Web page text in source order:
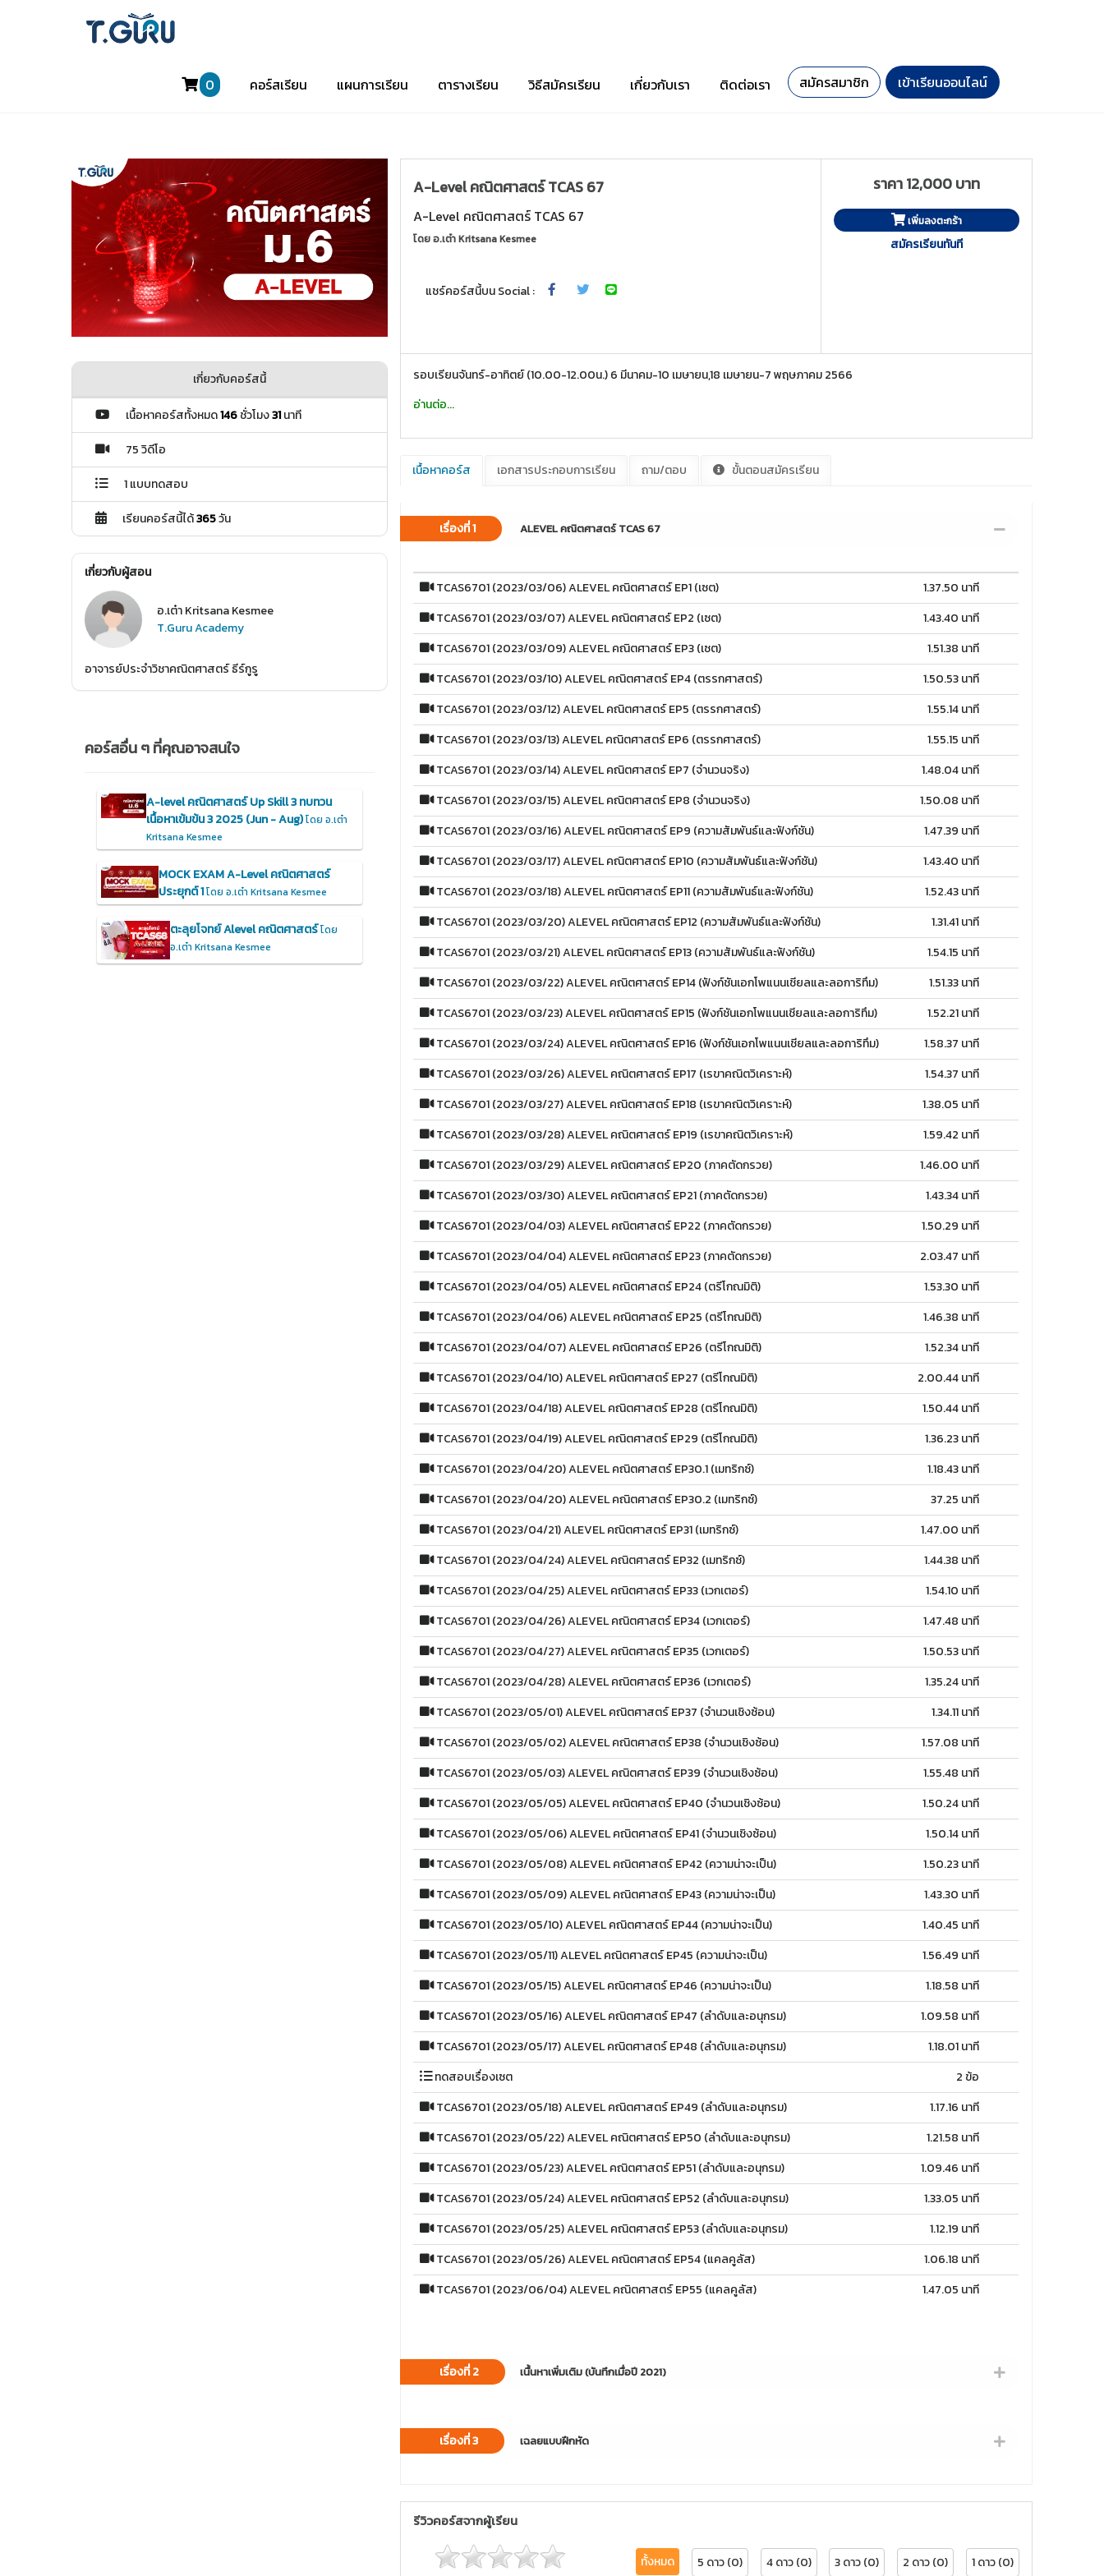
0 คอร์สเรียน แผนการเรียน ตารางเรียน วิธีสมัครเรียน เกี่ยวกับเรา ติดต่อเรา สมัครสมาชิก เข้าเรียนออนไลน์
A-Level คณิตศาสตร์ TCAS 67
A-Level คณิตศาสตร์ TCAS 67
โดยอ.เต๋า Kritsana Kesmee
แชร์คอร์สนี้บน Social :
ราคา 12,000 บาท
เพิ่มลงตะกร้า
สมัครเรียนทันที
รอบเรียนจันทร์-อาทิตย์ (10.00-12.00น.) 6 มีนาคม-10 เมษายน,18 เมษายน-7 พฤษภาคม 2566
อ่านต่อ...
เนื้อหาคอร์ส เอกสารประกอบการเรียน ถาม/ตอบ ขั้นตอนสมัครเรียน
เรื่องที่ 1 ALEVEL คณิตศาสตร์ TCAS 67
TCAS6701 (2023/03/06) ALEVEL คณิตศาสตร์ EP1 (เซต)
1.37.50 นาที
TCAS6701 (2023/03/07) ALEVEL คณิตศาสตร์ EP2 (เซต)
1.43.40 นาที
TCAS6701 (2023/03/09) ALEVEL คณิตศาสตร์ EP3 (เซต)
1.51.38 นาที
TCAS6701 (2023/03/10) ALEVEL คณิตศาสตร์ EP4 (ตรรกศาสตร์)
1.50.53 นาที
TCAS6701 (2023/03/12) ALEVEL คณิตศาสตร์ EP5 (ตรรกศาสตร์)
1.55.14 นาที
TCAS6701 (2023/03/13) ALEVEL คณิตศาสตร์ EP6 (ตรรกศาสตร์)
1.55.15 นาที
TCAS6701 (2023/03/14) ALEVEL คณิตศาสตร์ EP7 (จำนวนจริง)
1.48.04 นาที
TCAS6701 (2023/03/15) ALEVEL คณิตศาสตร์ EP8 (จำนวนจริง)
1.50.08 นาที
TCAS6701 (2023/03/16) ALEVEL คณิตศาสตร์ EP9 (ความสัมพันธ์และฟังก์ชัน)
1.47.39 นาที
TCAS6701 (2023/03/17) ALEVEL คณิตศาสตร์ EP10 (ความสัมพันธ์และฟังก์ชัน)
1.43.40 นาที
TCAS6701 (2023/03/18) ALEVEL คณิตศาสตร์ EP11 (ความสัมพันธ์และฟังก์ชัน)
1.52.43 นาที
TCAS6701 (2023/03/20) ALEVEL คณิตศาสตร์ EP12 (ความสัมพันธ์และฟังก์ชัน)
1.31.41 นาที
TCAS6701 (2023/03/21) ALEVEL คณิตศาสตร์ EP13 (ความสัมพันธ์และฟังก์ชัน)
1.54.15 นาที
TCAS6701 (2023/03/22) ALEVEL คณิตศาสตร์ EP14 (ฟังก์ชันเอกโพแนนเชียลและลอการิทึม)
1.51.33 นาที
TCAS6701 (2023/03/23) ALEVEL คณิตศาสตร์ EP15 (ฟังก์ชันเอกโพแนนเชียลและลอการิทึม)
1.52.21 นาที
TCAS6701 (2023/03/24) ALEVEL คณิตศาสตร์ EP16 (ฟังก์ชันเอกโพแนนเชียลและลอการิทึม)
1.58.37 นาที
TCAS6701 (2023/03/26) ALEVEL คณิตศาสตร์ EP17 (เรขาคณิตวิเคราะห์)
1.54.37 นาที
TCAS6701 (2023/03/27) ALEVEL คณิตศาสตร์ EP18 (เรขาคณิตวิเคราะห์)
1.38.05 นาที
TCAS6701 (2023/03/28) ALEVEL คณิตศาสตร์ EP19 (เรขาคณิตวิเคราะห์)
1.59.42 นาที
TCAS6701 (2023/03/29) ALEVEL คณิตศาสตร์ EP20 (ภาคตัดกรวย)
1.46.00 นาที
TCAS6701 (2023/03/30) ALEVEL คณิตศาสตร์ EP21 (ภาคตัดกรวย)
1.43.34 นาที
TCAS6701 (2023/04/03) ALEVEL คณิตศาสตร์ EP22 (ภาคตัดกรวย)
1.50.29 นาที
TCAS6701 (2023/04/04) ALEVEL คณิตศาสตร์ EP23 (ภาคตัดกรวย)
2.03.47 นาที
TCAS6701 (2023/04/05) ALEVEL คณิตศาสตร์ EP24 (ตรีโกณมิติ)
1.53.30 นาที
TCAS6701 (2023/04/06) ALEVEL คณิตศาสตร์ EP25 (ตรีโกณมิติ)
1.46.38 นาที
TCAS6701 (2023/04/07) ALEVEL คณิตศาสตร์ EP26 (ตรีโกณมิติ)
1.52.34 นาที
TCAS6701 (2023/04/10) ALEVEL คณิตศาสตร์ EP27 (ตรีโกณมิติ)
2.00.44 นาที
TCAS6701 (2023/04/18) ALEVEL คณิตศาสตร์ EP28 (ตรีโกณมิติ)
1.50.44 นาที
TCAS6701 (2023/04/19) ALEVEL คณิตศาสตร์ EP29 (ตรีโกณมิติ)
1.36.23 นาที
TCAS6701 (2023/04/20) ALEVEL คณิตศาสตร์ EP30.1 (เมทริกซ์)
1.18.43 นาที
TCAS6701 (2023/04/20) ALEVEL คณิตศาสตร์ EP30.2 (เมทริกซ์)
37.25 นาที
TCAS6701 (2023/04/21) ALEVEL คณิตศาสตร์ EP31 (เมทริกซ์)
1.47.00 นาที
TCAS6701 (2023/04/24) ALEVEL คณิตศาสตร์ EP32 (เมทริกซ์)
1.44.38 นาที
TCAS6701 (2023/04/25) ALEVEL คณิตศาสตร์ EP33 (เวกเตอร์)
1.54.10 นาที
TCAS6701 (2023/04/26) ALEVEL คณิตศาสตร์ EP34 (เวกเตอร์)
1.47.48 นาที
TCAS6701 (2023/04/27) ALEVEL คณิตศาสตร์ EP35 (เวกเตอร์)
1.50.53 นาที
TCAS6701 (2023/04/28) ALEVEL คณิตศาสตร์ EP36 (เวกเตอร์)
1.35.24 นาที
TCAS6701 (2023/05/01) ALEVEL คณิตศาสตร์ EP37 (จำนวนเชิงซ้อน)
1.34.11 นาที
TCAS6701 (2023/05/02) ALEVEL คณิตศาสตร์ EP38 (จำนวนเชิงซ้อน)
1.57.08 นาที
TCAS6701 (2023/05/03) ALEVEL คณิตศาสตร์ EP39 (จำนวนเชิงซ้อน)
1.55.48 นาที
TCAS6701 (2023/05/05) ALEVEL คณิตศาสตร์ EP40 (จำนวนเชิงซ้อน)
1.50.24 นาที
TCAS6701 (2023/05/06) ALEVEL คณิตศาสตร์ EP41 (จำนวนเชิงซ้อน)
1.50.14 นาที
TCAS6701 (2023/05/08) ALEVEL คณิตศาสตร์ EP42 (ความน่าจะเป็น)
1.50.23 นาที
TCAS6701 (2023/05/09) ALEVEL คณิตศาสตร์ EP43 (ความน่าจะเป็น)
1.43.30 นาที
TCAS6701 (2023/05/10) ALEVEL คณิตศาสตร์ EP44 (ความน่าจะเป็น)
1.40.45 นาที
TCAS6701 (2023/05/11) ALEVEL คณิตศาสตร์ EP45 (ความน่าจะเป็น)
1.56.49 นาที
TCAS6701 (2023/05/15) ALEVEL คณิตศาสตร์ EP46 (ความน่าจะเป็น)
1.18.58 นาที
TCAS6701 (2023/05/16) ALEVEL คณิตศาสตร์ EP47 (ลำดับและอนุกรม)
1.09.58 นาที
TCAS6701 (2023/05/17) ALEVEL คณิตศาสตร์ EP48 (ลำดับและอนุกรม)
1.18.01 นาที
ทดสอบเรื่องเซต
2 ข้อ
TCAS6701 (2023/05/18) ALEVEL คณิตศาสตร์ EP49 (ลำดับและอนุกรม)
1.17.16 นาที
TCAS6701 (2023/05/22) ALEVEL คณิตศาสตร์ EP50 (ลำดับและอนุกรม)
1.21.58 นาที
TCAS6701 (2023/05/23) ALEVEL คณิตศาสตร์ EP51 (ลำดับและอนุกรม)
1.09.46 นาที
TCAS6701 (2023/05/24) ALEVEL คณิตศาสตร์ EP52 (ลำดับและอนุกรม)
1.33.05 นาที
TCAS6701 (2023/05/25) ALEVEL คณิตศาสตร์ EP53 (ลำดับและอนุกรม)
1.12.19 นาที
TCAS6701 (2023/05/26) ALEVEL คณิตศาสตร์ EP54 (แคลคูลัส)
1.06.18 นาที
TCAS6701 (2023/06/04) ALEVEL คณิตศาสตร์ EP55 (แคลคูลัส)
1.47.05 นาที
เรื่องที่ 2 เนื้นหาเพิ่มเติม (บันทึกเมื่อปี 2021)
เรื่องที่ 3 เฉลยแบบฝึกหัด
รีวิวคอร์สจากผู้เรียน
ทั้งหมด 5 ดาว (0) 4 ดาว (0) 3 ดาว (0) 2 ดาว (0) 1 ดาว (0)
เกี่ยวกับคอร์สนี้
เนื้อหาคอร์สทั้งหมด146ชั่วโมง31นาที
75 วิดีโอ
1 แบบทดสอบ
เรียนคอร์สนี้ได้365วัน
เกี่ยวกับผู้สอน
อ.เต๋า Kritsana Kesmee
T.Guru Academy
อาจารย์ประจำวิชาคณิตศาสตร์ ธีร์กูรู
คอร์สอื่น ๆ ที่คุณอาจสนใจ
A-level คณิตศาสตร์ Up Skill 3 ทบทวน
เนื้อหาเข้มข้น 3 2025 (Jun - Aug)โดย อ.เต๋า
Kritsana Kesmee
MOCK EXAM A-Level คณิตศาสตร์
ประยุกต์ 1โดย อ.เต๋า Kritsana Kesmee
ตะลุยโจทย์ Alevel คณิตศาสตร์โดย
อ.เต๋า Kritsana Kesmee